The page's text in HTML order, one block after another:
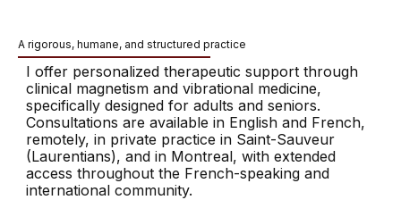
A rigorous, humane, and structured practice
I offer personalized therapeutic support through
clinical magnetism and vibrational medicine,
specifically designed for adults and seniors.
Consultations are available in English and French,
remotely, in private practice in Saint-Sauveur
(Laurentians), and in Montreal, with extended
access throughout the French-speaking and
international community.